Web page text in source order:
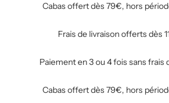
Cabas offert dès 79€, hors
Frais de livraison offerts dès
Paiement en 3 ou 4 fois sans frais
Cabas offert dès 79€, hors